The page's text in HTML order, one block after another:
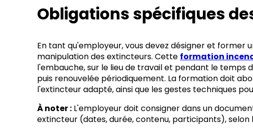
Obligations spécifiques
En tant qu'employeur, vous devez désigner et former
manipulation des extincteurs. Cette formation
l'embauche, sur le lieu de travail et pendant le temps
puis renouvelée périodiquement. La formation doit
l'extincteur adapté, ainsi que les gestes techniques
À noter : L'employeur doit consigner dans un
extincteur (dates, durée, contenu, participants), selon